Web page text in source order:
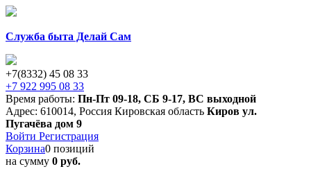
Служба быта Делай Сам
+7(8332) 45 08 33
+7 922 995 08 33
Время работы: Пн-Пт 09-18, СБ 9-17, ВС выходной
Адрес: 610014, Россия Кировская область Киров ул.
Пугачёва дом 9
Войти Регистрация
Корзина0 позиций
на сумму 0 руб.